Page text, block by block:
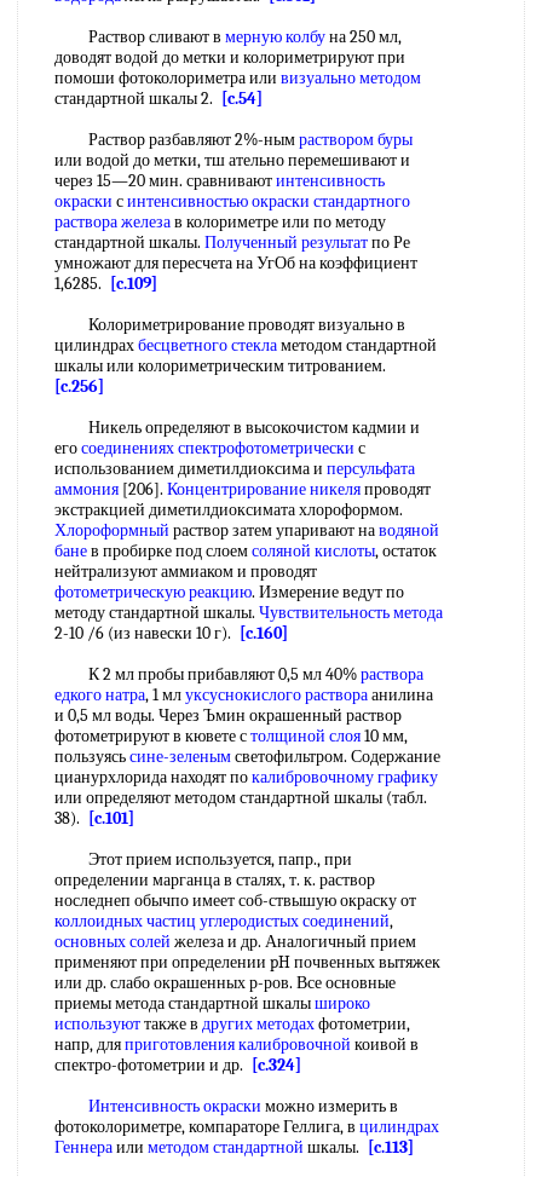
Раствор сливают в мерную колбуна 250 мл,
доводят водой до метки и колориметрируют при
помоши фотоколориметра или визуально методом
стандартной шкалы 2.
[c.54]
Раствор разбавляют 2%-нымраствором буры
или водой до метки, тш ательно перемешивают и
через 15—20 мин. сравниваютинтенсивность
окраски синтенсивностью окраски стандартного
раствора железав колориметре или по методу
стандартной шкалы. Полученный результатпо Ре
умножают для пересчета на УгОб на коэффициент
1,6285.
[c.109]
Колориметрирование проводят визуально в
цилиндрахбесцветного стекламетодом стандартной
шкалы или колориметрическим титрованием.
[c.256]
Никель определяют в высокочистом кадмии и
егосоединениях спектрофотометрически с
использованием диметилдиоксима и персульфата
аммония [206]. Концентрирование никеляпроводят
экстракцией диметилдиоксимата хлороформом.
Хлороформный раствор затем упаривают наводяной
банев пробирке под слоемсоляной кислоты, остаток
нейтрализуют аммиаком и проводят
фотометрическую реакцию. Измерение ведут по
методу стандартной шкалы. Чувствительность метода
2-10 /6 (из навески 10 г).
[c.160]
К 2 мл пробы прибавляют 0,5 мл 40%раствора
едкого натра, 1 млуксуснокислого раствораанилина
и 0,5 мл воды. Через Ъмин окрашенный раствор
фотометрируют в кювете столщиной слоя10 мм,
пользуясьсине-зеленымсветофильтром. Содержание
цианурхлорида находят покалибровочному графику
или определяют методом стандартной шкалы (табл.
38).
[c.101]
Этот прием используется, папр., при
определении марганца в сталях, т. к. раствор
носледнеп обычпо имеет соб-ствышую окраску от
коллоидных частиц углеродистых соединений,
основных солей железа и др. Аналогичный прием
применяют при определении pH почвенных вытяжек
или др. слабо окрашенных р-ров. Все основные
приемы метода стандартной шкалышироко
используюттакже в других методахфотометрии,
напр, дляприготовления калибровочной коивой в
спектро-фотометрии и др.
[c.324]
Интенсивность окраски можно измерить в
фотоколориметре, компараторе Геллига, в цилиндрах
Геннераили методом стандартной шкалы.
[c.113]